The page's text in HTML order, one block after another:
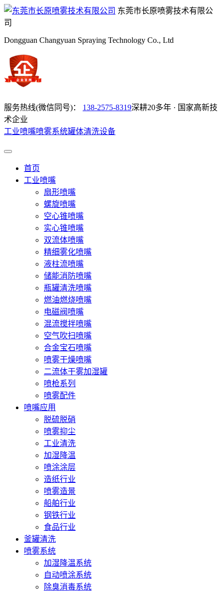
东莞市长原喷雾技术有限公
司
Dongguan Changyuan Spraying Technology Co., Ltd
服务热线(微信同号)： 138-2575-8319深耕20多年 · 国家高新技
术企业
工业喷嘴喷雾系统罐体清洗设备
首页
工业喷嘴
扇形喷嘴
螺旋喷嘴
空心锥喷嘴
实心锥喷嘴
双流体喷嘴
精细雾化喷嘴
液柱流喷嘴
储能消防喷嘴
瓶罐清洗喷嘴
燃油燃烧喷嘴
电磁阀喷嘴
混流搅拌喷嘴
空气吹扫喷嘴
合金宝石喷嘴
喷雾干燥喷嘴
二流体干雾加湿罐
喷枪系列
喷雾配件
喷嘴应用
脱硫脱硝
喷雾抑尘
工业清洗
加湿降温
喷涂涂层
造纸行业
喷雾造景
船舶行业
钢铁行业
食品行业
釜罐清洗
喷雾系统
加湿降温系统
自动喷涂系统
除臭消毒系统